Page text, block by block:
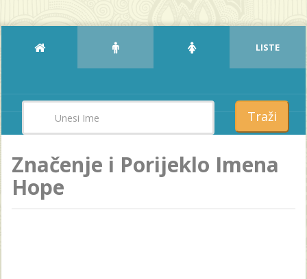
LISTE
Traži
Značenje i Porijeklo Imena
Hope